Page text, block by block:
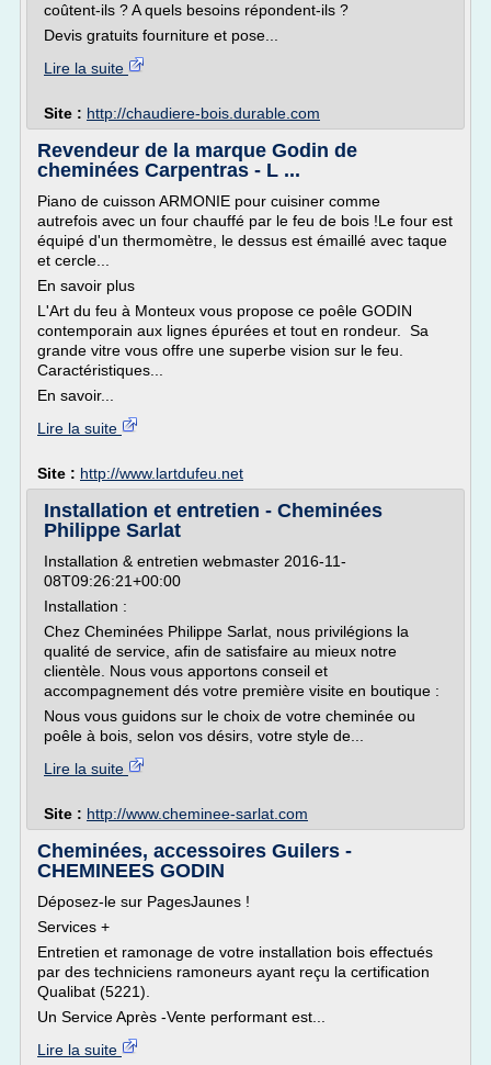
coûtent-ils ? A quels besoins répondent-ils ?
Devis gratuits fourniture et pose...
Lire la suite
Site : http://chaudiere-bois.durable.com
Revendeur de la marque Godin de
cheminées Carpentras - L ...
Piano de cuisson ARMONIE pour cuisiner comme
autrefois avec un four chauffé par le feu de bois !Le four est
équipé d'un thermomètre, le dessus est émaillé avec taque
et cercle...
En savoir plus
L'Art du feu à Monteux vous propose ce poêle GODIN
contemporain aux lignes épurées et tout en rondeur. Sa
grande vitre vous offre une superbe vision sur le feu.
Caractéristiques...
En savoir...
Lire la suite
Site : http://www.lartdufeu.net
Installation et entretien - Cheminées
Philippe Sarlat
Installation & entretien webmaster 2016-11-
08T09:26:21+00:00
Installation :
Chez Cheminées Philippe Sarlat, nous privilégions la
qualité de service, afin de satisfaire au mieux notre
clientèle. Nous vous apportons conseil et
accompagnement dés votre première visite en boutique :
Nous vous guidons sur le choix de votre cheminée ou
poêle à bois, selon vos désirs, votre style de...
Lire la suite
Site : http://www.cheminee-sarlat.com
Cheminées, accessoires Guilers -
CHEMINEES GODIN
Déposez-le sur PagesJaunes !
Services +
Entretien et ramonage de votre installation bois effectués
par des techniciens ramoneurs ayant reçu la certification
Qualibat (5221).
Un Service Après -Vente performant est...
Lire la suite